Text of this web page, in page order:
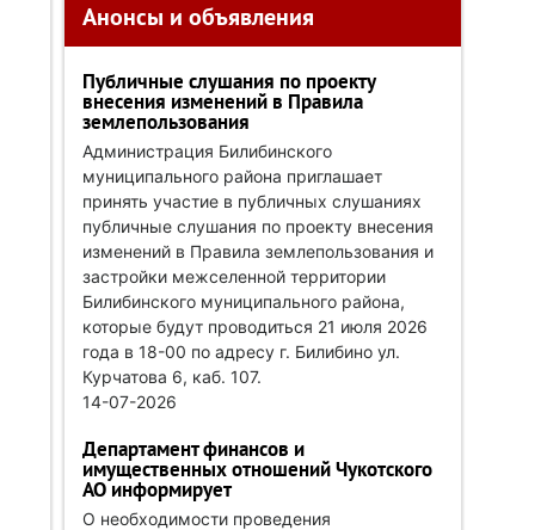
Анонсы и объявления
Публичные слушания по проекту
внесения изменений в Правила
землепользования
Администрация Билибинского
муниципального района приглашает
принять участие в публичных слушаниях
публичные слушания по проекту внесения
изменений в Правила землепользования и
застройки межселенной территории
Билибинского муниципального района,
которые будут проводиться 21 июля 2026
года в 18-00 по адресу г. Билибино ул.
Курчатова 6, каб. 107.
14-07-2026
Департамент финансов и
имущественных отношений Чукотского
АО информирует
О необходимости проведения